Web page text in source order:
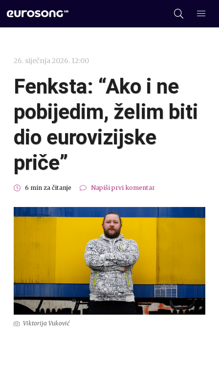
26. siječnja 2026. 12:00
Fenksta: “Ako i ne
pobijedim, želim biti
dio eurovizijske
priče”
6 min za čitanje Napiši prvi komentar
Viktorija Vuković